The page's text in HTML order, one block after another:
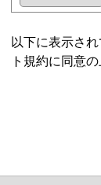
以下に表示さ
ト規約に同意